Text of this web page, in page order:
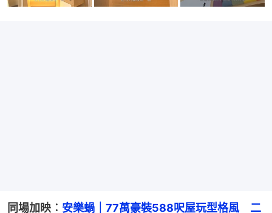
同場加映︰ 安樂蝸｜77萬豪裝588呎屋玩型格風　二